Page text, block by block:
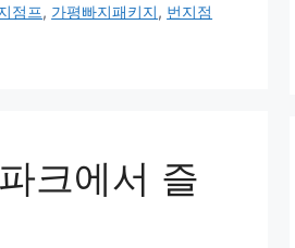
점프, 가평빠지패키지, 번지점
크에서 즐